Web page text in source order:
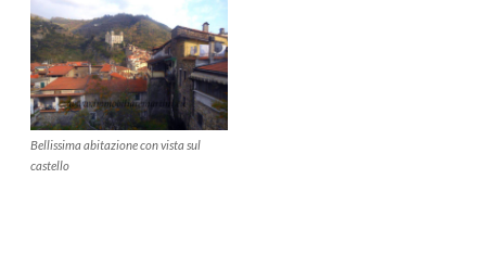
Bellissima abitazione con vista sul
castello